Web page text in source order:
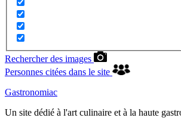
Rechercher des images
Personnes citées dans le site
Gastronomiac
Un site dédié à l'art culinaire et à la haute